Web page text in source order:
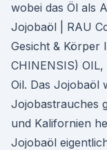
wobei das Öl als
Jojobaöl | RAU
Gesicht & Körper
CHINENSIS)
Oil. Das Jojobaöl
Jojobastrauches
und Kalifornien
Jojobaöl